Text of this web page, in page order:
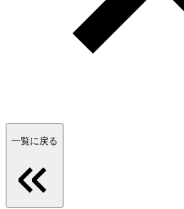
一覧に戻る